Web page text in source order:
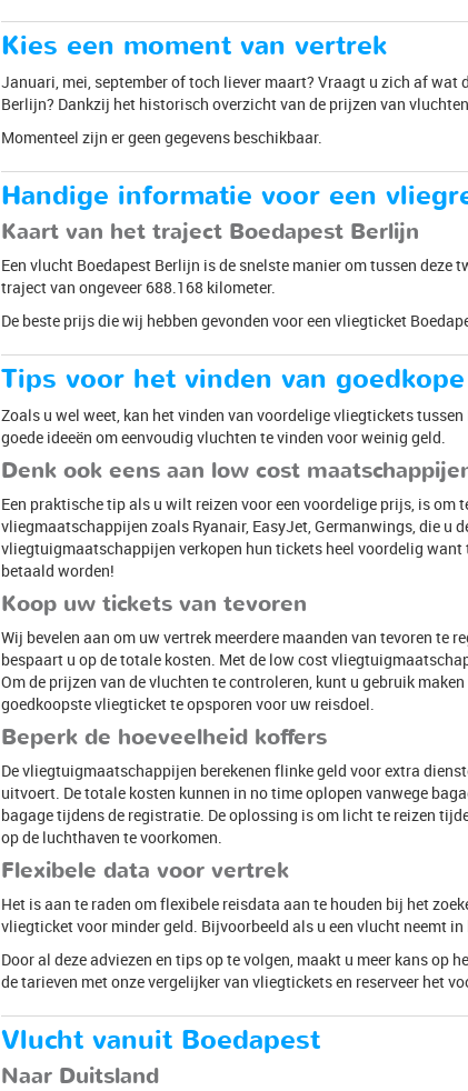
Kies een moment van vertrek
Januari, mei, september of toch liever maart? Vraagt u zich af wat
Berlijn? Dankzij het historisch overzicht van de prijzen van
Momenteel zijn er geen gegevens beschikbaar.
Handige informatie voor een
Kaart van het traject Boedapest Berlijn
Een vlucht Boedapest Berlijn is de snelste manier om tussen deze
traject van ongeveer 688.168 kilometer.
De beste prijs die wij hebben gevonden voor een vliegticket
Tips voor het vinden van
Zoals u wel weet, kan het vinden van voordelige vliegtickets
goede ideeën om eenvoudig vluchten te vinden voor weinig geld.
Denk ook eens aan low cost
Een praktische tip als u wilt reizen voor een voordelige prijs, is
vliegmaatschappijen zoals Ryanair, EasyJet, Germanwings, die u
vliegtuigmaatschappijen verkopen hun tickets heel voordelig
betaald worden!
Koop uw tickets van tevoren
Wij bevelen aan om uw vertrek meerdere maanden van tevoren te
bespaart u op de totale kosten. Met de low cost
Om de prijzen van de vluchten te controleren, kunt u gebruik
goedkoopste vliegticket te opsporen voor uw reisdoel.
Beperk de hoeveelheid koffers
De vliegtuigmaatschappijen berekenen flinke geld voor extra
uitvoert. De totale kosten kunnen in no time oplopen vanwege
bagage tijdens de registratie. De oplossing is om licht te reizen
op de luchthaven te voorkomen.
Flexibele data voor vertrek
Het is aan te raden om flexibele reisdata aan te houden bij het
vliegticket voor minder geld. Bijvoorbeeld als u een vlucht neemt
Door al deze adviezen en tips op te volgen, maakt u meer kans
de tarieven met onze vergelijker van vliegtickets en reserveer het
Vlucht vanuit Boedapest
Naar Duitsland